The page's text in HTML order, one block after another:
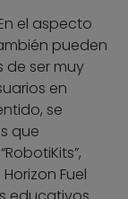
el aspecto
pueden
de ser muy
en
se
que
Fuel